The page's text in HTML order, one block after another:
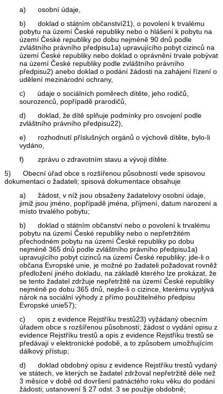
a) osobní údaje,
b) doklad o státním občanství21), o povolení k trvalému
pobytu na území České republiky nebo o hlášení k pobytu na
území České republiky po dobu nejméně 90 dnů podle
zvláštního právního předpisu1a) upravujícího pobyt cizinců na
území České republiky nebo doklad o oprávnění trvale pobývat
na území České republiky podle zvláštního právního
předpisu2) anebo doklad o podání žádosti na zahájení řízení o
udělení mezinárodní ochrany,
c) údaje o sociálních poměrech dítěte, jeho rodičů,
sourozenců, popřípadě prarodičů,
d) doklad, že dítě splňuje podmínky pro osvojení podle
zvláštního právního předpisu22),
e) rozhodnutí příslušných orgánů o výchově dítěte, bylo-li
vydáno,
f) zprávu o zdravotním stavu a vývoji dítěte.
5) Obecní úřad obce s rozšířenou působností vede spisovou
dokumentaci o žadateli; spisová dokumentace obsahuje
a) žádost, v níž jsou obsaženy žadatelovy osobní údaje,
jimiž jsou jméno, popřípadě jména, příjmení, datum narození a
místo trvalého pobytu;
b) doklad o státním občanství nebo o povolení k trvalému
pobytu na území České republiky nebo o nepřetržitém
přechodném pobytu na území České republiky po dobu
nejméně 365 dnů podle zvláštního právního předpisu1a)
upravujícího pobyt cizinců na území České republiky; jde-li o
občana Evropské unie, je možné po žadateli požadovat rovněž
předložení jiného dokladu, na základě kterého lze prokázat, že
se tento žadatel zdržuje nepřetržitě na území České republiky
nejméně po dobu 365 dnů, nejde-li o cizince, kterému vyplývá
nárok na sociální výhody z přímo použitelného předpisu
Evropské unie57);
c) opis z evidence Rejstříku trestů23) vyžádaný obecním
úřadem obce s rozšířenou působností; žádost o vydání opisu z
evidence Rejstříku trestů a opis z evidence Rejstříku trestů se
předávají v elektronické podobě, a to způsobem umožňujícím
dálkový přístup;
d) doklad obdobný opisu z evidence Rejstříku trestů vydaný
ve státech, ve kterých se žadatel zdržoval nepřetržitě déle než
3 měsíce v době od dovršení patnáctého roku věku do podání
žádosti; ustanovení § 27 odst. 3 se použije obdobně;